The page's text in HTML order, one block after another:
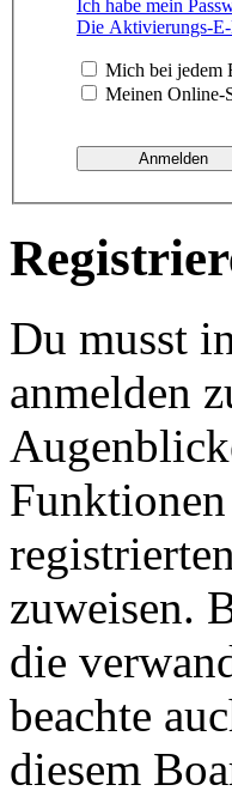
Ich habe mein
Die Aktivierungs-
Mich bei jedem
Meinen Online-
Du musst
anmelden
zuweisen.
die
beachte
diesem